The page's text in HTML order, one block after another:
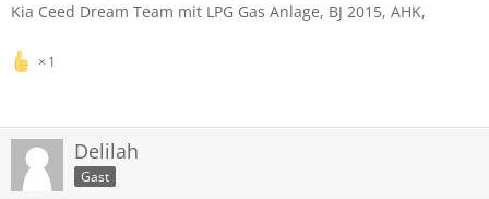
Kia Ceed Dream Team mit LPG Gas Anlage, BJ 2015, AHK,
1
Delilah
Gast